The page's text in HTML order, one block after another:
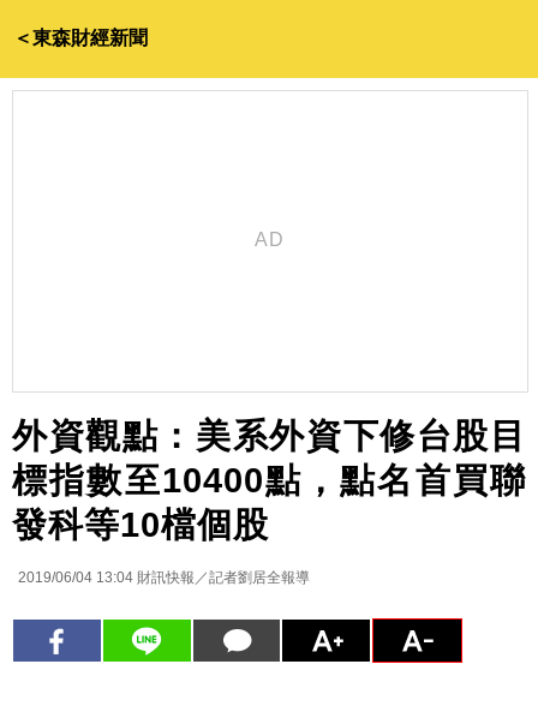
＜東森財經新聞
外資觀點：美系外資下修台股目
標指數至10400點，點名首買聯
發科等10檔個股
2019/06/04 13:04 財訊快報／記者劉居全報導